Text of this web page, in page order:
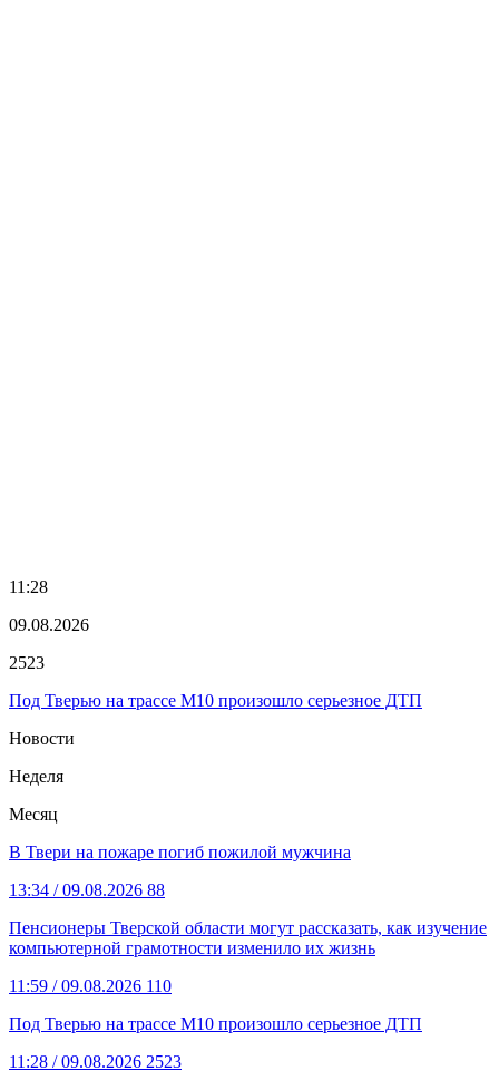
11:28
09.08.2026
2523
Под Тверью на трассе М10 произошло серьезное ДТП
Новости
Неделя
Месяц
В Твери на пожаре погиб пожилой мужчина
13:34 / 09.08.2026 88
Пенсионеры Тверской области могут рассказать, как изучение
компьютерной грамотности изменило их жизнь
11:59 / 09.08.2026 110
Под Тверью на трассе М10 произошло серьезное ДТП
11:28 / 09.08.2026 2523